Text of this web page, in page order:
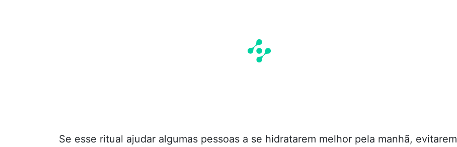
Se esse ritual ajudar algumas pessoas a se hidratarem melhor pela manhã, evitarem